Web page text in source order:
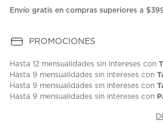
Envío gratis en compras superiores a
PROMOCIONES
Hasta 12 mensualidades sin intereses con
Hasta 9 mensualidades sin intereses con
Hasta 9 mensualidades sin intereses con
Hasta 9 mensualidades sin intereses con